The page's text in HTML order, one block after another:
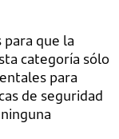
para que la
categoría sólo
para
de seguridad